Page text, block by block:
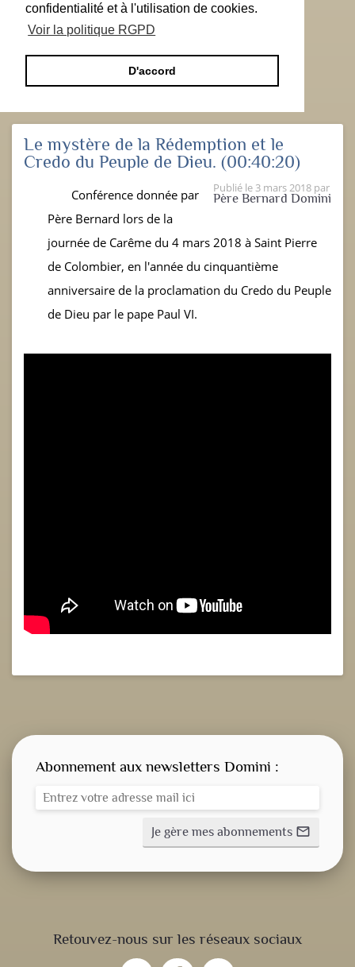
confidentialité et à l'utilisation de cookies.
Voir la politique RGPD
D'accord
Le mystère de la Rédemption et le
Credo du Peuple de Dieu. (00:40:20)
Publié le 3 mars 2018 par
Père Bernard Domini
Conférence donnée par
Père Bernard lors de la
journée de Carême du 4 mars 2018 à Saint Pierre
de Colombier, en l'année du cinquantième
anniversaire de la proclamation du Credo du Peuple
de Dieu par le pape Paul VI.
Retouvez-nous sur les réseaux sociaux
Abonnement aux newsletters Domini :
Je gère mes abonnements mail_outline